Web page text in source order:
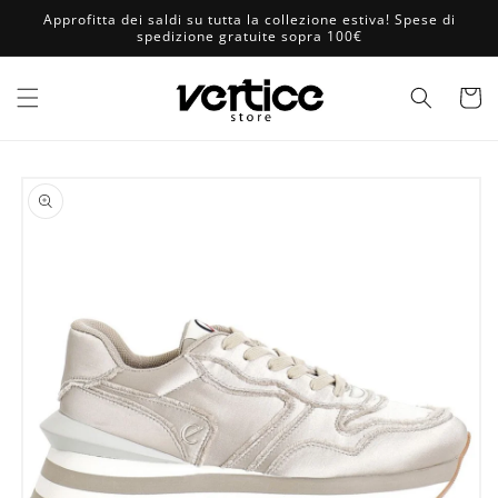
direttamente
Approfitta dei saldi su tutta la collezione estiva! Spese di
spedizione gratuite sopra 100€
Carrello
informazioni
sul prodotto